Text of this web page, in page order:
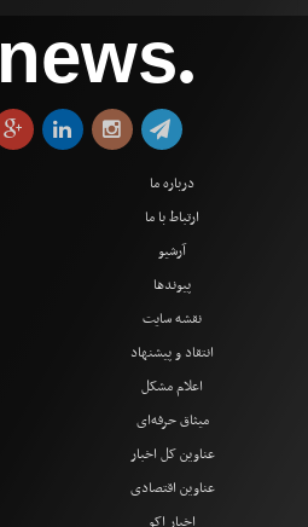
news●
درباره ما
ارتباط با ما
آرشیو
پیوندها
نقشه سایت
انتقاد و پیشنهاد
اعلام مشکل
میثاق حرفه‌ای
عناوین کل اخبار
عناوین اقتصادی